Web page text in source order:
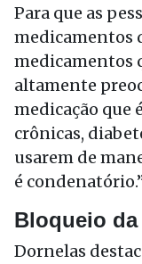
Para que as
medicamentos
medicamentos
altamente
medicação que
crônicas,
usarem de
é
Bloqueio
Dornelas